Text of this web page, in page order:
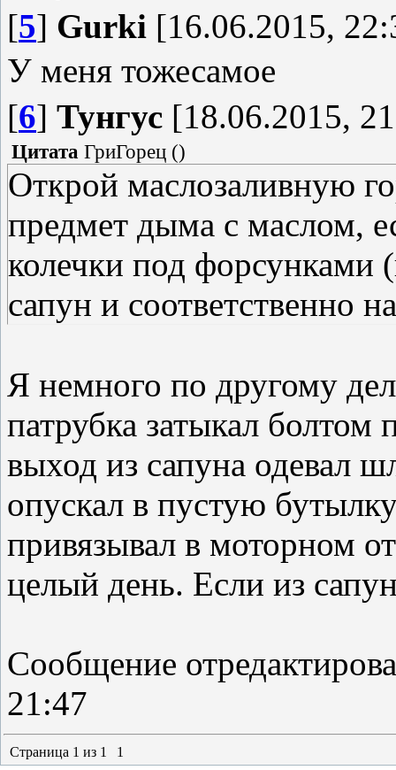
[5] Gurki [16.06.2015,
У меня тожесамое
[6] Тунгус [18.06.2015,
Цитата ГриГорец ()
Открой маслозаливную
предмет дыма с маслом,
колечки под форсунками
сапун и соответственно
Я немного по другому
патрубка затыкал
выход из сапуна одевал
опускал в пустую
привязывал в моторном
целый день. Если из
Сообщение
21:47
Страница 1 из 1 1